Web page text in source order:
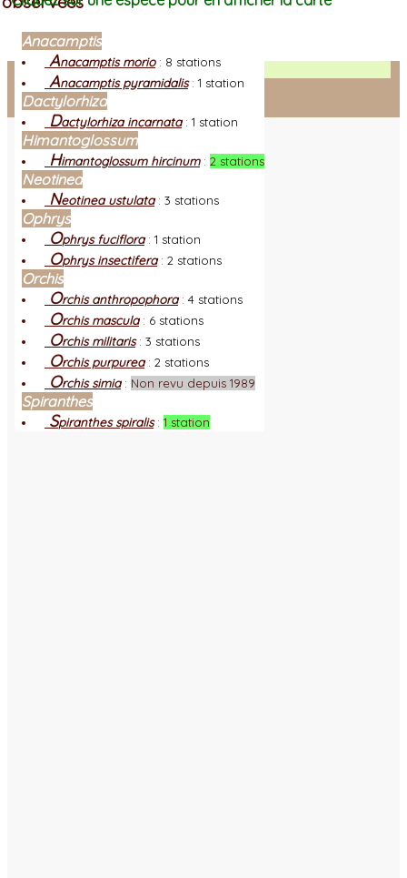
Facebook
Connexion adhérent
Anacamptis
Anacamptis morio: 8 stations
Anacamptis pyramidalis: 1 station
Dactylorhiza
Dactylorhiza incarnata: 1 station
Himantoglossum
Himantoglossum hircinum: 2 stations
Neotinea
Neotinea ustulata: 3 stations
Ophrys
Ophrys fuciflora: 1 station
Ophrys insectifera: 2 stations
Orchis
Orchis anthropophora: 4 stations
Orchis mascula: 6 stations
Orchis militaris: 3 stations
Orchis purpurea: 2 stations
Orchis simia: Non revu depuis 1989
Spiranthes
Spiranthes spiralis: 1 station